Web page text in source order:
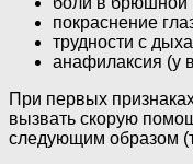
покраснение
трудности с
анафилаксия (у
При первых
вызвать скорую
следующим образом